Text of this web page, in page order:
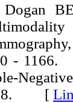
Dogan
-
[